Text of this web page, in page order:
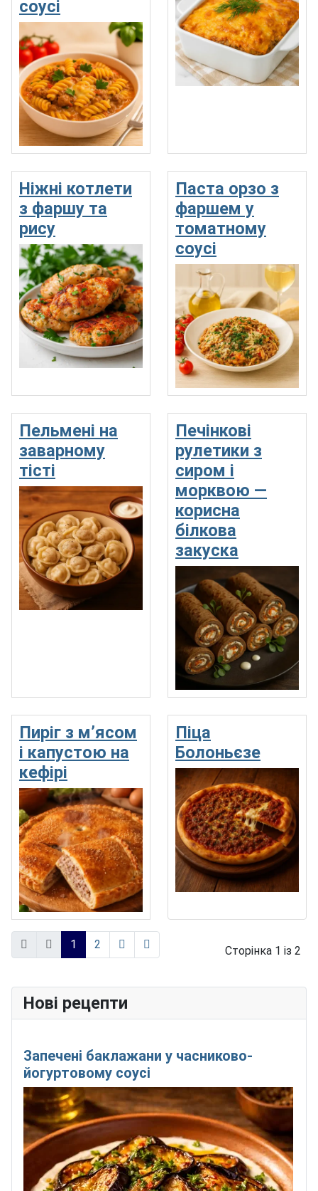
соусі
Ніжні котлети
з фаршу та
рису
Паста орзо з
фаршем у
томатному
соусі
Пельмені на
заварному
тісті
Печінкові
рулетики з
сиром і
морквою —
корисна
білкова
закуска
Пиріг з м’ясом
і капустою на
кефірі
Піца
Болоньєзе
Сторінка 1 із 2
1 2
Нові рецепти
Запечені баклажани у часниково-
йогуртовому соусі